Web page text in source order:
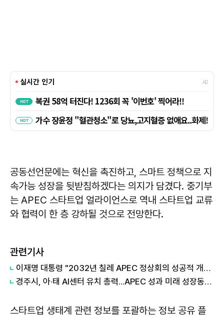
공동선언문에는 혁신을 촉진하고, 스마트 정책으로 지
속가능 성장을 뒷받침하겠다는 의지가 담겼다. 중기부
는 APEC 스타트업 얼라이언스로 역내 스타트업 교류
와 협력이 한 층 강하될 것으로 전망한다.
관련기사
이재명 대통령 "2032년 칠레 APEC 정상회의 성공적 개최 협력"
경주시, 아·태 AI센터 유치 총력...APEC 성과 미래 성장동력으로
스타트업 생태계 관련 정보를 포괄하는 정보 공유 플